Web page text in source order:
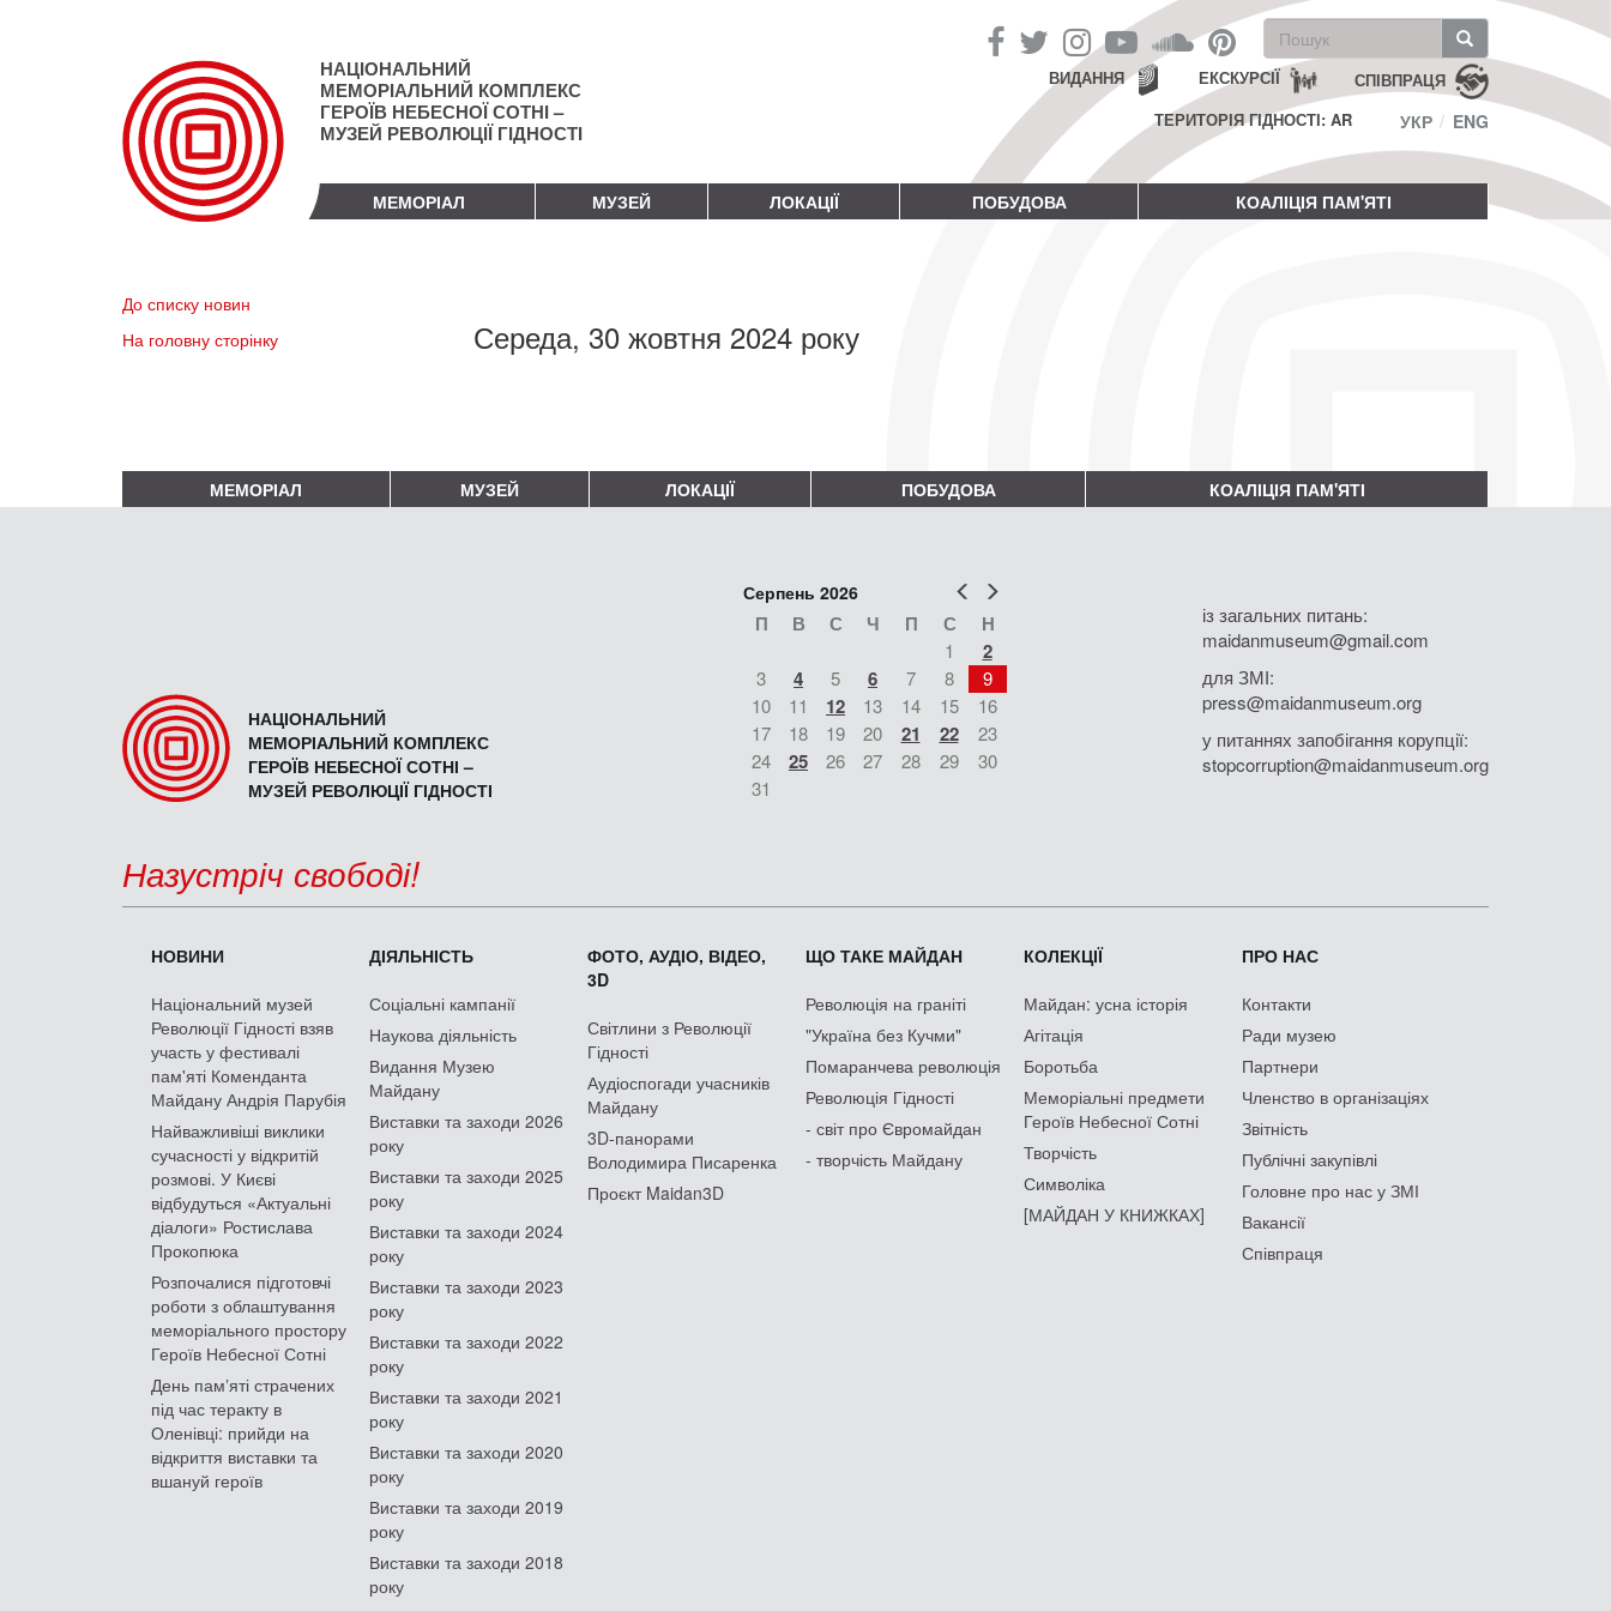
НАЦІОНАЛЬНИЙ
МЕМОРІАЛЬНИЙ КОМПЛЕКС
ГЕРОЇВ НЕБЕСНОЇ СОТНІ –
МУЗЕЙ РЕВОЛЮЦІЇ ГІДНОСТІ
Пошукова
форма
Пошук СПІВПРАЦЯ
ЕКСКУРСІЇ
ВИДАННЯ
ТЕРИТОРІЯ ГІДНОСТІ: AR
УКР ENG
МЕМОРІАЛ МУЗЕЙ ЛОКАЦІЇ ПОБУДОВА КОАЛІЦІЯ ПАМ'ЯТІ
До списку новин
На головну сторінку
Середа, 30 жовтня 2024 року
МЕМОРІАЛ МУЗЕЙ ЛОКАЦІЇ ПОБУДОВА КОАЛІЦІЯ ПАМ'ЯТІ
НАЦІОНАЛЬНИЙ
МЕМОРІАЛЬНИЙ КОМПЛЕКС
ГЕРОЇВ НЕБЕСНОЇ СОТНІ –
МУЗЕЙ РЕВОЛЮЦІЇ ГІДНОСТІ
Попер
Серпень 2026
П В С Ч П С Н
1 2
3 4 5 6 7 8
9
10
11 12 13 14 15
16
17
18 19 20 21 22
23
24
25 26 27 28 29
30
31
із загальних питань:
maidanmuseum@gmail.com
для ЗМІ:
press@maidanmuseum.org
у питаннях запобігання корупції:
stopcorruption@maidanmuseum.org
Назустріч свободі!
НОВИНИ
Національний музей
Революції Гідності взяв
участь у фестивалі
пам'яті Коменданта
Майдану Андрія Парубія
Найважливіші виклики
сучасності у відкритій
розмові. У Києві
відбудуться «Актуальні
діалоги» Ростислава
Прокопюка
Розпочалися підготовчі
роботи з облаштування
меморіального простору
Героїв Небесної Сотні
День памʼяті страчених
під час теракту в
Оленівці: прийди на
відкриття виставки та
вшануй героїв
ДІЯЛЬНІСТЬ
Соціальні кампанії
Наукова діяльність
Видання Музею
Майдану
Виставки та заходи 2026
року
Виставки та заходи 2025
року
Виставки та заходи 2024
року
Виставки та заходи 2023
року
Виставки та заходи 2022
року
Виставки та заходи 2021
року
Виставки та заходи 2020
року
Виставки та заходи 2019
року
Виставки та заходи 2018
року
ФОТО, АУДІО, ВІДЕО,
3D
Світлини з Революції
Гідності
Аудіоспогади учасників
Майдану
3D-панорами
Володимира Писаренка
Проєкт Maidan3D
ЩО ТАКЕ МАЙДАН
Революція на граніті
"Україна без Кучми"
Помаранчева революція
Революція Гідності
- світ про Євромайдан
- творчість Майдану
КОЛЕКЦІЇ
Майдан: усна історія
Агітація
Боротьба
Меморіальні предмети
Героїв Небесної Сотні
Творчість
Символіка
[МАЙДАН У КНИЖКАХ]
ПРО НАС
Контакти
Ради музею
Партнери
Членство в організаціях
Звітність
Публічні закупівлі
Головне про нас у ЗМІ
Вакансії
Співпраця